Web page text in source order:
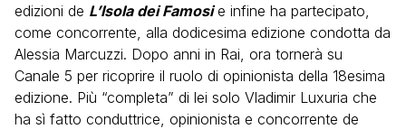
edizioni de L’Isola dei Famosie infine ha partecipato,
come concorrente, alla dodicesima edizione condotta da
Alessia Marcuzzi. Dopo anni in Rai, ora tornerà su
Canale 5 per ricoprire il ruolo di opinionista della 18esima
edizione. Più “completa” di lei solo Vladimir Luxuria che
ha sì fatto conduttrice, opinionista e concorrente de